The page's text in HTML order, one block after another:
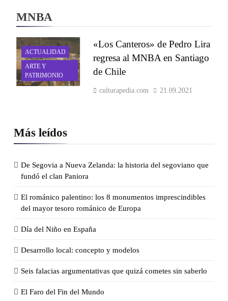
Más leídos
De Segovia a Nueva Zelanda: la historia del segoviano que
fundó el clan Paniora
El románico palentino: los 8 monumentos imprescindibles
del mayor tesoro románico de Europa
Día del Niño en España
Desarrollo local: concepto y modelos
Seis falacias argumentativas que quizá cometes sin saberlo
El Faro del Fin del Mundo
MNBA
ACTUALIDAD
ARTE Y
PATRIMONIO
«Los Canteros» de Pedro Lira
regresa al MNBA en Santiago
de Chile
culturapedia.com 21.09.2021